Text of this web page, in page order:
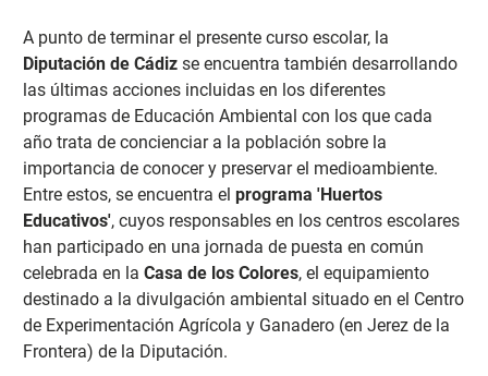
A punto de terminar el presente curso escolar, la
Diputación de Cádizse encuentra también desarrollando
las últimas acciones incluidas en los diferentes
programas de Educación Ambiental con los que cada
año trata de concienciar a la población sobre la
importancia de conocer y preservar el medioambiente.
Entre estos, se encuentra el programa 'Huertos
Educativos', cuyos responsables en los centros escolares
han participado en una jornada de puesta en común
celebrada en la Casa de los Colores, el equipamiento
destinado a la divulgación ambiental situado en el Centro
de Experimentación Agrícola y Ganadero (en Jerez de la
Frontera) de la Diputación.